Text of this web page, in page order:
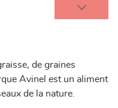
de graines
Avinel est un aliment
de la nature.